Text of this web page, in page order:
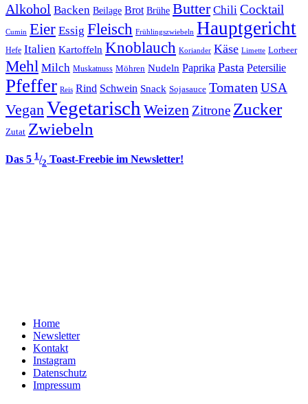
Alkohol Backen Beilage Brot Brühe Butter Chili Cocktail
Cumin Eier Essig Fleisch Frühlingszwiebeln Hauptgericht
Hefe Italien Kartoffeln Knoblauch Koriander Käse Limette Lorbeer
Mehl Milch Muskatnuss Möhren Nudeln Paprika Pasta Petersilie
Pfeffer Reis Rind Schwein Snack Sojasauce Tomaten USA
VeganVegetarisch Weizen Zitrone Zucker
Zutat Zwiebeln
Das 5 1/2 Toast-Freebie im Newsletter!
Home
Newsletter
Kontakt
Instagram
Datenschutz
Impressum